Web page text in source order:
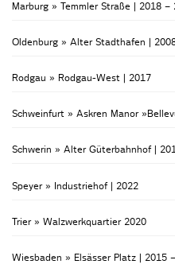
Marburg » Temmler Straße | 2018 –
Oldenburg » Alter Stadthafen |
Rodgau » Rodgau-West | 2017
Schweinfurt » Askren Manor
Schwerin » Alter Güterbahnhof |
Speyer » Industriehof | 2022
Trier » Walzwerkquartier 2020
Wiesbaden » Elsässer Platz | 2015